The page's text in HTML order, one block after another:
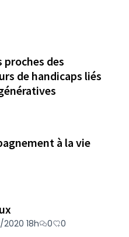
proches des
de handicaps liés
à la vie
18h 0 0